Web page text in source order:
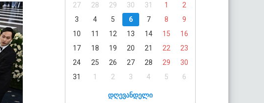
27
28 29 30 31 1
2
3
4 5 6 7 8
9
10
11 12 13 14 15
16
17
18 19 20 21 22
23
24
25 26 27 28 29
30
31
1 2 3 4 5 6
დღევანდელი